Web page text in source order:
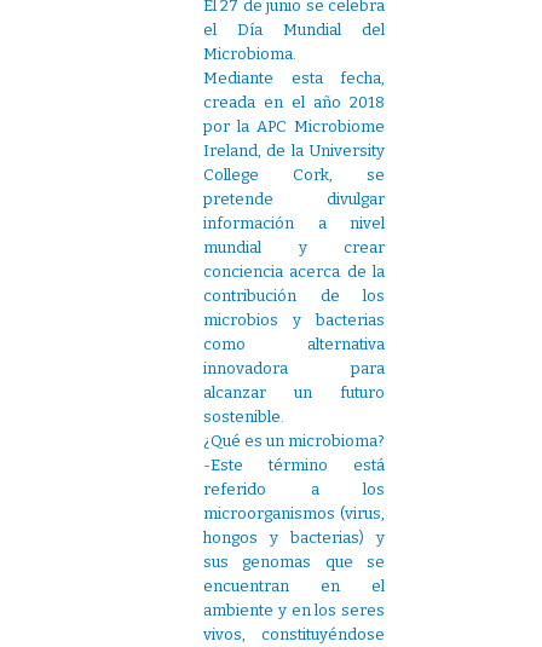
El 27 de junio se celebra
el Día Mundial del
Microbioma.
Mediante esta fecha,
creada en el año 2018
por la APC Microbiome
Ireland, de la University
College Cork, se
pretende divulgar
información a nivel
mundial y crear
conciencia acerca de la
contribución de los
microbios y bacterias
como alternativa
innovadora para
alcanzar un futuro
sostenible.
¿Qué es un microbioma?
-Este término está
referido a los
microorganismos (virus,
hongos y bacterias) y
sus genomas que se
encuentran en el
ambiente y en los seres
vivos, constituyéndose